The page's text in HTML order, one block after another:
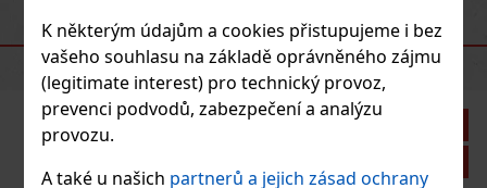
K některým údajům a cookies přistupujeme i bez
vašeho souhlasu na základě oprávněného zájmu
(legitimate interest) pro technický provoz,
prevenci podvodů, zabezpečení a analýzu
provozu.
A také u našich partnerů a jejich zásad ochrany
DOPORUČENÉ PRODUKTY